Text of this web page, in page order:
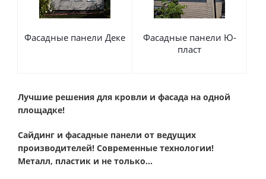
Фасадные панели Деке
Фасадные панели Ю-
пласт
Лучшие решения для кровли и фасада на одной
площадке!
Сайдинг и фасадные панели от ведущих
производителей! Современные технологии!
Металл, пластик и не только...